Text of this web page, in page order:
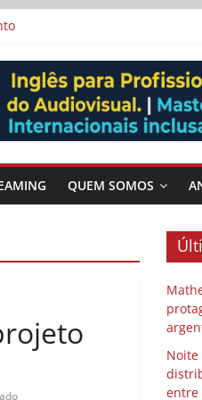
de Wajda a Zbigniew Cybulski
“O Agente Secreto”
partir de histórias de vida
QUEM SOMOS
Noite
entre